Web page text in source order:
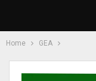
Home GEA